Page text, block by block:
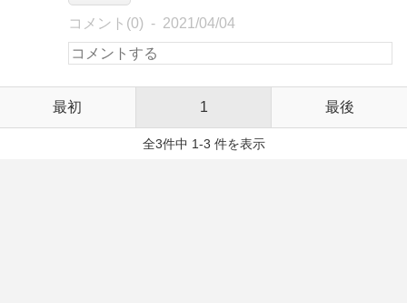
コメント(0) 2021/04/04
最初 1 最後
全3件中 1-3 件を表示